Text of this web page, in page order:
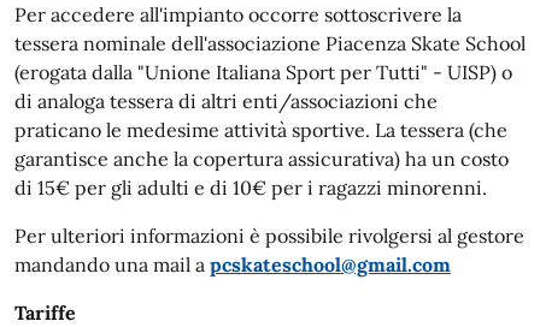
Per accedere all'impianto occorre sottoscrivere la
tessera nominale dell'associazione Piacenza Skate School
(erogata dalla "Unione Italiana Sport per Tutti" - UISP) o
di analoga tessera di altri enti/associazioni che
praticano le medesime attività sportive. La tessera (che
garantisce anche la copertura assicurativa) ha un costo
di 15€ per gli adulti e di 10€ per i ragazzi minorenni.
Per ulteriori informazioni è possibile rivolgersi al gestore
mandando una mail a pcskateschool@gmail.com
Tariffe